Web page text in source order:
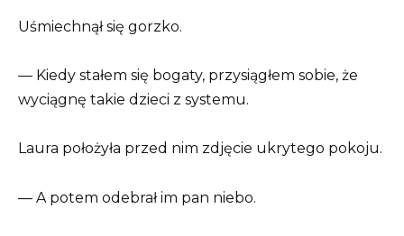
Uśmiechnął się gorzko.
— Kiedy stałem się bogaty, przysiągłem sobie, że
wyciągnę takie dzieci z systemu.
Laura położyła przed nim zdjęcie ukrytego pokoju.
— A potem odebrał im pan niebo.